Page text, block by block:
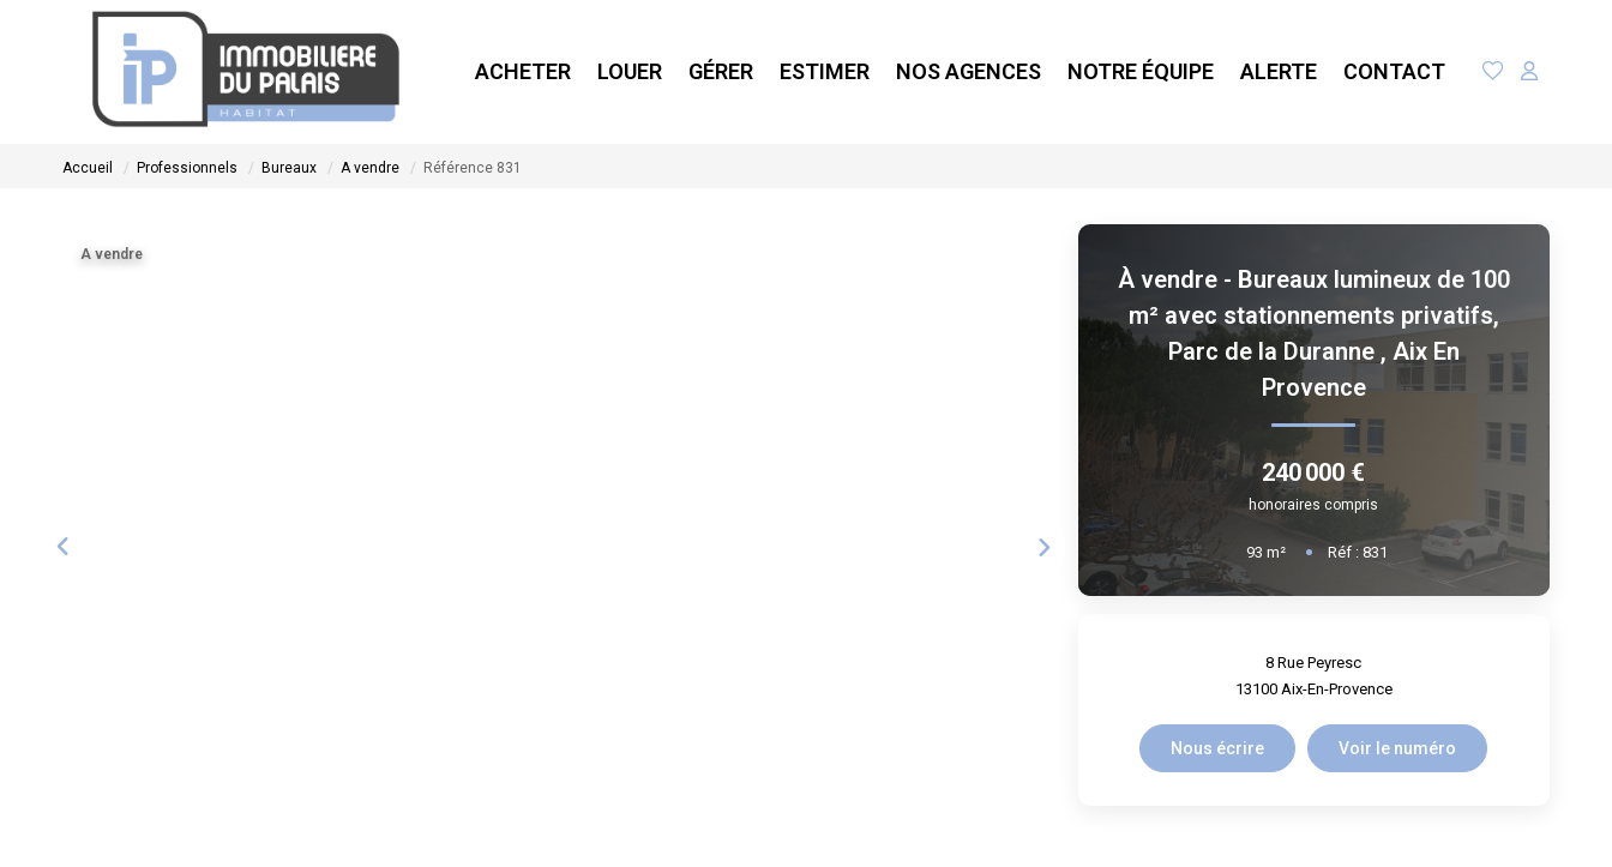
ACHETER LOUER GÉRER ESTIMER NOS AGENCES NOTRE ÉQUIPE ALERTE CONTACT
Accueil Professionnels Bureaux A vendre Référence 831
A vendre
À vendre - Bureaux lumineux de 100
m² avec stationnements privatifs,
Parc de la Duranne , Aix En
Provence
240 000 €
honoraires compris
93m² Réf :831
8 Rue Peyresc
13100 Aix-En-Provence
Nous écrire Voir le numéro